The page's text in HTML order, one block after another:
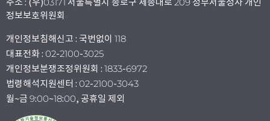
정보보호위원회
개인정보침해신고 : 국번없이 118
대표전화 : 02-2100-3025
개인정보분쟁조정위원회 : 1833-6972
법령해석지원센터 : 02-2100-3043
월~금 9:00~18:00, 공휴일 제외